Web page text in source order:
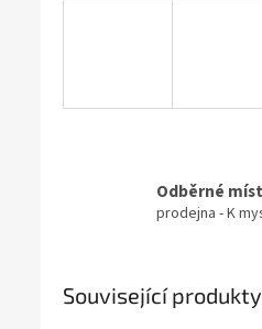
Odběrné
prodejna - K
Související produkty